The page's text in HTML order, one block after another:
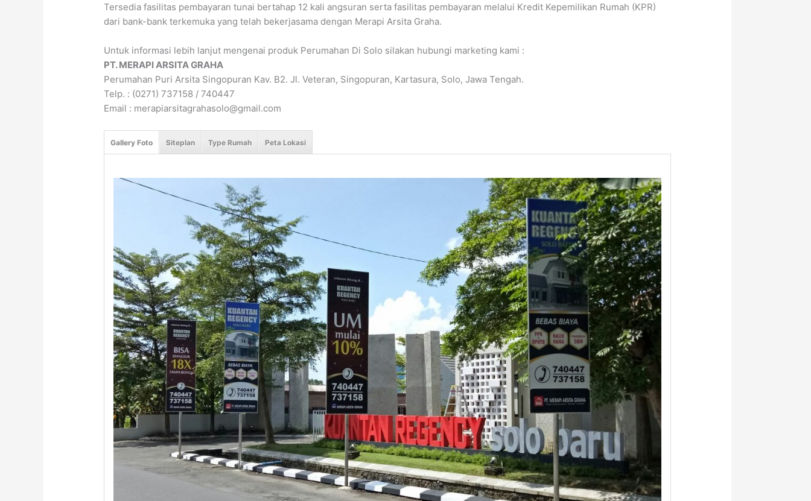
Tersedia fasilitas pembayaran tunai bertahap 12 kali angsuran serta fasilitas pembayaran melalui Kredit Kepemilikan Rumah (KPR)
dari bank-bank terkemuka yang telah bekerjasama dengan Merapi Arsita Graha.
Untuk informasi lebih lanjut mengenai produk Perumahan Di Solo silakan hubungi marketing kami :
PT. MERAPI ARSITA GRAHA
Perumahan Puri Arsita Singopuran Kav. B2. Jl. Veteran, Singopuran, Kartasura, Solo, Jawa Tengah.
Telp. : (0271) 737158 / 740447
Email : merapiarsitagrahasolo@gmail.com
Gallery Foto Siteplan Type Rumah Peta Lokasi